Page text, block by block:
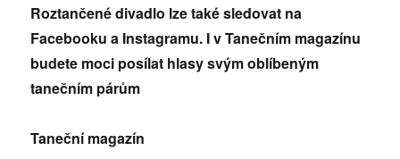
Roztančené divadlo lze také sledovat na
Facebooku a Instagramu. I v Tanečním magazínu
budete moci posílat hlasy svým oblíbeným
tanečním párům
Taneční magazín